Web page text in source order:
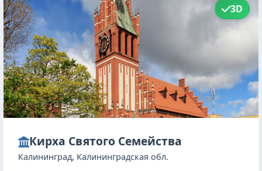
3D
Кирха Святого Семейства
Калининград, Калининградская обл.